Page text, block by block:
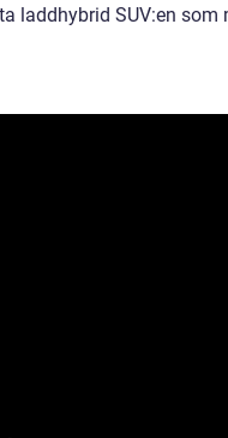
laddhybrid SUV:en